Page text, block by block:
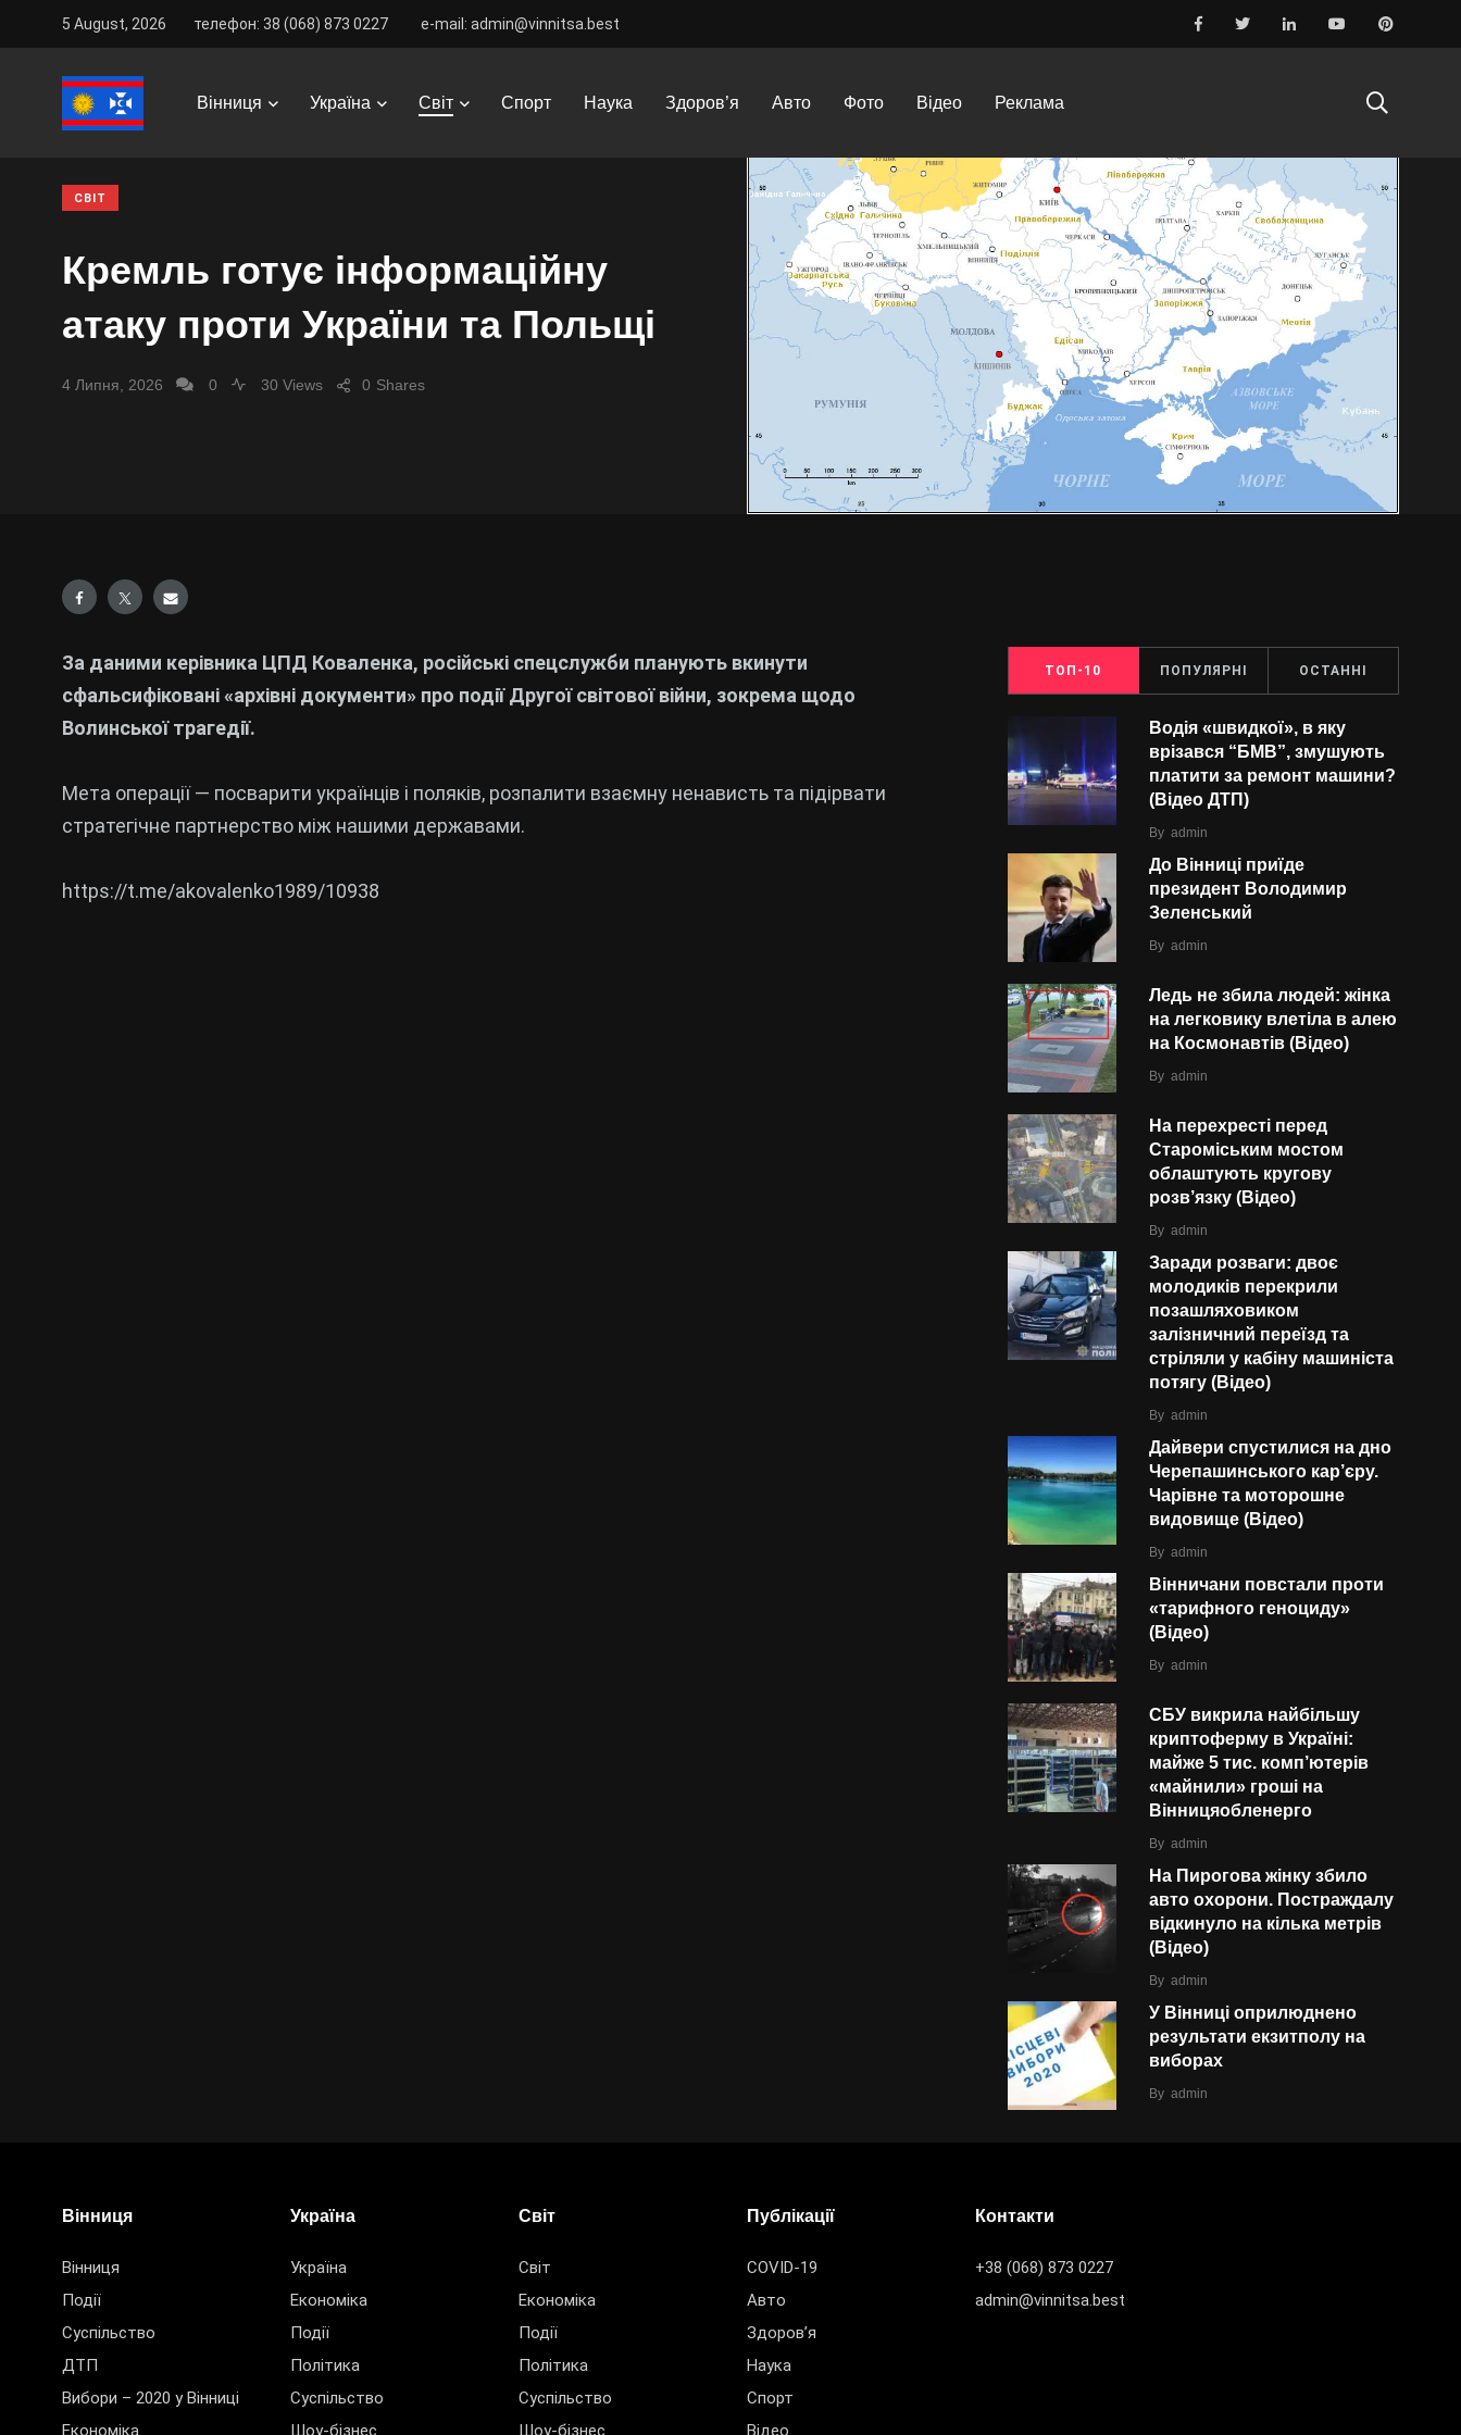
5 August, 2026 телефон: 38 (068) 873 0227 e-mail: admin@vinnitsa.best
Вінниця Україна Світ Спорт Наука Здоров’я Авто Фото Відео Реклама
Vinnitsa Best News / Світ / Кремль готує інформаційну атаку проти України та Польщі
СВІТ
Кремль готує інформаційну
атаку проти України та Польщі
4 Липня, 2026 0 30 Views Shares
0
За даними керівника ЦПД Коваленка, російські спецслужби планують вкинути
сфальсифіковані «архівні документи» про події Другої світової війни, зокрема щодо
Волинської трагедії.
Мета операції — посварити українців і поляків, розпалити взаємну ненависть та підірвати
стратегічне партнерство між нашими державами.
https://t.me/akovalenko1989/10938
ТОП-10 ПОПУЛЯРНІ ОСТАННІ
Водія «швидкої», в яку
врізався “БMВ”, змушують
платити за ремонт машини?
(Відео ДТП)
By admin
До Вінниці приїде
президент Володимир
Зеленський
By admin
Ледь не збила людей: жінка
на легковику влетіла в алею
на Космонавтів (Відео)
By admin
На перехресті перед
Староміським мостом
облаштують кругову
розв’язку (Відео)
By admin
Заради розваги: двоє
молодиків перекрили
позашляховиком
залізничний переїзд та
стріляли у кабіну машиніста
потягу (Відео)
By admin
Дайвери спустилися на дно
Черепашинського кар’єру.
Чарівне та моторошне
видовище (Відео)
By admin
Вінничани повстали проти
«тарифного геноциду»
(Відео)
By admin
СБУ викрила найбільшу
криптоферму в Україні:
майже 5 тис. комп’ютерів
«майнили» гроші на
Вінницяобленерго
By admin
На Пирогова жінку збило
авто охорони. Постраждалу
відкинуло на кілька метрів
(Відео)
By admin
У Вінниці оприлюднено
результати екзитполу на
виборах
By admin
Вінниця
Вінниця
Події
Суспільство
ДТП
Вибори – 2020 у Вінниці
Україна
Україна
Економіка
Події
Політика
Суспільство
Світ
Світ
Економіка
Події
Політика
Суспільство
Публікації
COVID-19
Авто
Здоров’я
Наука
Спорт
Контакти
+38 (068) 873 0227
admin@vinnitsa.best